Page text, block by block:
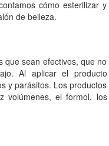
cómo esterilizar y
de belleza.
que sean efectivos, que no
Al aplicar el producto
y parásitos. Los productos
volúmenes, el formol, los